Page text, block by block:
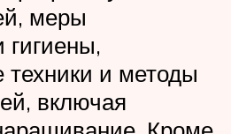
меры
гигиены,
техники и методы
включая